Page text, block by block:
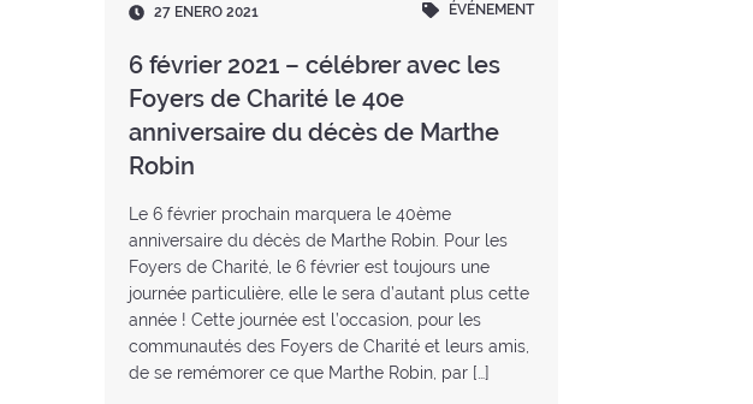
Fecha
27 ENERO 2021 ÉVÉNEMENT
6 février 2021 – célébrer avec les
Foyers de Charité le 40e
anniversaire du décès de Marthe
Robin
Le 6 février prochain marquera le 40ème
anniversaire du décès de Marthe Robin. Pour les
Foyers de Charité, le 6 février est toujours une
journée particulière, elle le sera d’autant plus cette
année ! Cette journée est l’occasion, pour les
communautés des Foyers de Charité et leurs amis,
de se remémorer ce que Marthe Robin, par […]